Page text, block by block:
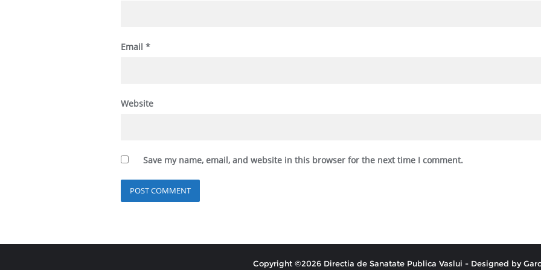
Email *
Website
Save my name, email, and website in this browser for the next time I comment.
Copyright ©2026 Directia de Sanatate Publica Vaslui - Designed by